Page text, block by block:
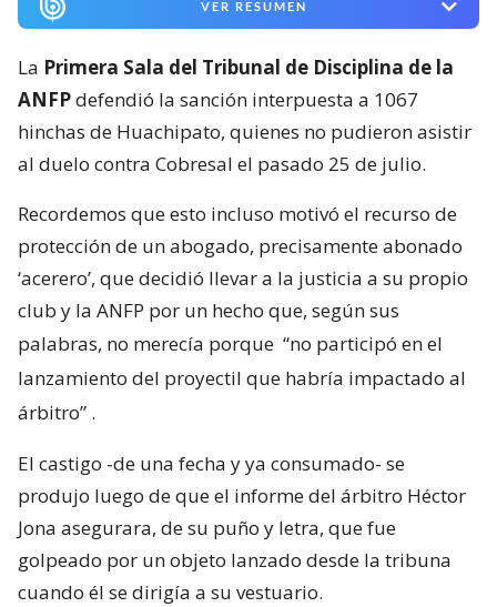
VER RESUMEN
La Primera Sala del Tribunal de Disciplina de la
ANFPdefendió la sanción interpuesta a 1067
hinchas de Huachipato, quienes no pudieron asistir
al duelo contra Cobresal el pasado 25 de julio.
Recordemos que esto incluso motivó el recurso de
protección de un abogado, precisamente abonado
‘acerero’, que decidió llevar a la justicia a su propio
club y la ANFP por un hecho que, según sus
palabras, no merecía porque “no participó en el
lanzamiento del proyectil que habría impactado al
árbitro” .
El castigo -de una fecha y ya consumado- se
produjo luego de que el informe del árbitro Héctor
Jona asegurara, de su puño y letra, que fue
golpeado por un objeto lanzado desde la tribuna
cuando él se dirigía a su vestuario.